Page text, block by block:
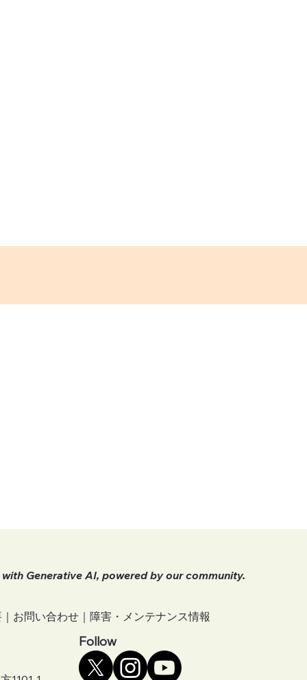
Generative AI, powered by our community.
お問い合わせ ｜障害・メンテナンス情報
Follow